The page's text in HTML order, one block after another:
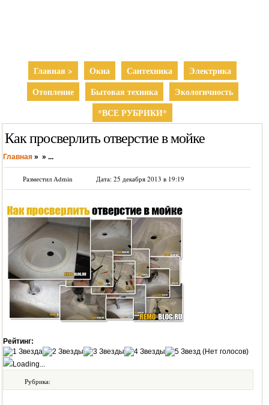
Главная > Окна Сантехника
Электрика
Отопление
Бытовая техника
Экологичность
*ВСЕ РУБРИКИ*
Как просверлить отверстие в мойке
Главная » » ...
Разместил Admin Дата: 25 декабря 2013 в 19:19
Рейтинг:
(Нет голосов)
Loading...
Рубрика: